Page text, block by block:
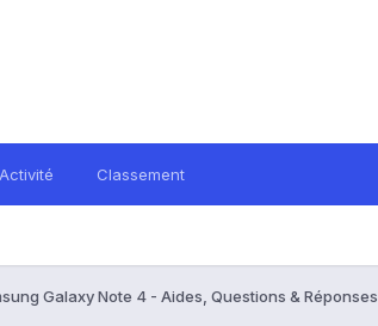
Activité Classement
Galaxy Note 4 - Aides, Questions & Réponses